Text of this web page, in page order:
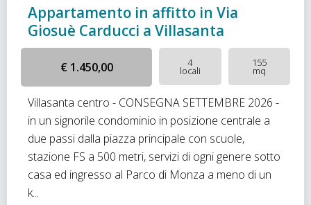
Appartamento in affitto in Via
Giosuè Carducci a Villasanta
€ 1.450,00 4
locali
155
mq
Villasanta centro - CONSEGNA SETTEMBRE 2026 -
in un signorile condominio in posizione centrale a
due passi dalla piazza principale con scuole,
stazione FS a 500 metri, servizi di ogni genere sotto
casa ed ingresso al Parco di Monza a meno di un
k...